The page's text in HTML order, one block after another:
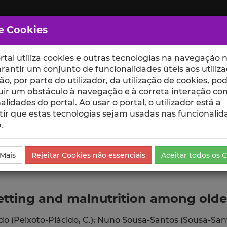
ESCOLAS UNIDADES
and malnutrition among
(Peixoto-Plácido, C.); Nuno Sousa-Santos (Sousa-
Cookies
utiliza cookies e outras tecnologias na navegação
um conjunto de funcionalidades úteis aos
por parte do utilizador, da utilização de cookies,
um obstáculo à navegação e à correta interação
do portal. Ao usar o portal, o utilizador está a
que estas tecnologias sejam usadas nas
Rejeitar Cookies não essenciais Aceitar todos os